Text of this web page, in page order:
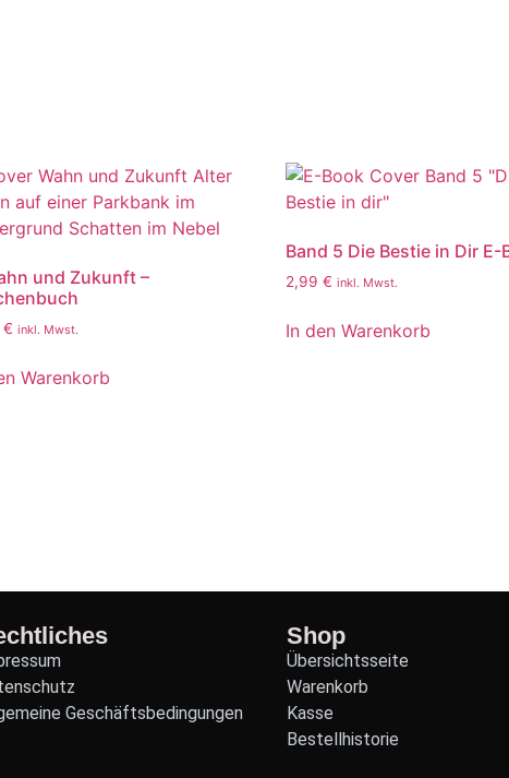
und Zukunft –
€ inkl. Mwst.
Warenkorb
Band 5 Die Bestie in Dir E-
2,99€ inkl. Mwst.
In den Warenkorb
Geschäftsbedingungen
Shop
Übersichtsseite
Warenkorb
Kasse
Bestellhistorie